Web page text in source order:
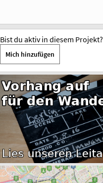
Bist du aktiv in diesem Projekt?
Mich hinzufügen